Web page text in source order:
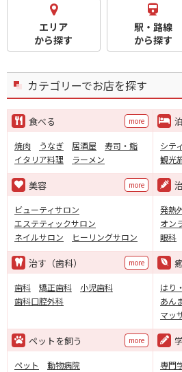
エリア
から探す
駅・路線
から探す
カテゴリーでお店を探す
食べる more
焼肉 うなぎ 居酒屋
寿司・鮨
イタリア料理
ラーメン
シテ
観光
美容 more
ビューティサロン
エステティックサロン
ネイルサロン
ヒーリングサロン
発熱
オン
眼科
治す（歯科） more
歯科 矯正歯科
小児歯科
歯科口腔外科
はり
あん
マッ
ペットを飼う more
ペット
動物病院
専門